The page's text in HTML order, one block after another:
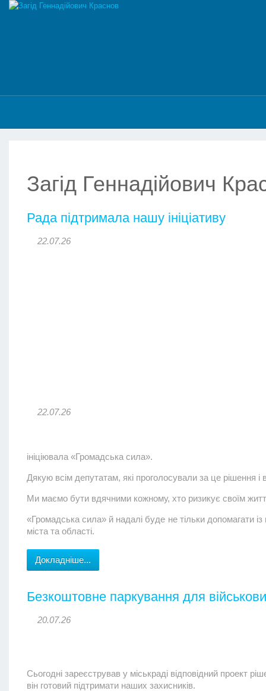
Загід Геннадійович
Рада підтримала нашу ініціативу
22.07.26
22.07.26
ініціювала «Громадська сила».
Дякую всім депутатам, які проголосували за це рішення
Ми маємо бути вдячними кожному, хто ризикує своїм
«Громадська сила» й надалі буде не тільки допомагати
міста та області.
Докладніше...
Безкоштовне паркування для
20.07.26
Сьогодні зареєстрував у міськраді відповідний проект
він готовий підтримати наших захисників.